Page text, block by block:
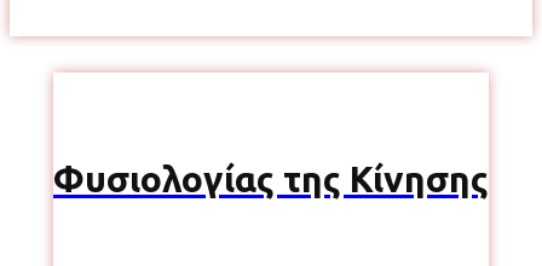
Φυσιολογίας της Κίνησης